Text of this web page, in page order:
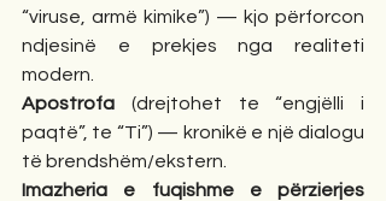
“viruse, armë kimike”) — kjo përforcon
ndjesinë e prekjes nga realiteti
modern.
Apostrofa (drejtohet te “engjëlli i
paqtë”, te “Ti”) — kronikë e një dialogu
të brendshëm/ekstern.
Imazheria e fuqishme e përzierjes